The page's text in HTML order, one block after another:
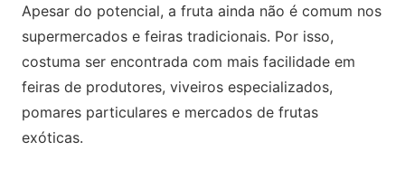
Apesar do potencial, a fruta ainda não é comum nos
supermercados e feiras tradicionais. Por isso,
costuma ser encontrada com mais facilidade em
feiras de produtores, viveiros especializados,
pomares particulares e mercados de frutas
exóticas.